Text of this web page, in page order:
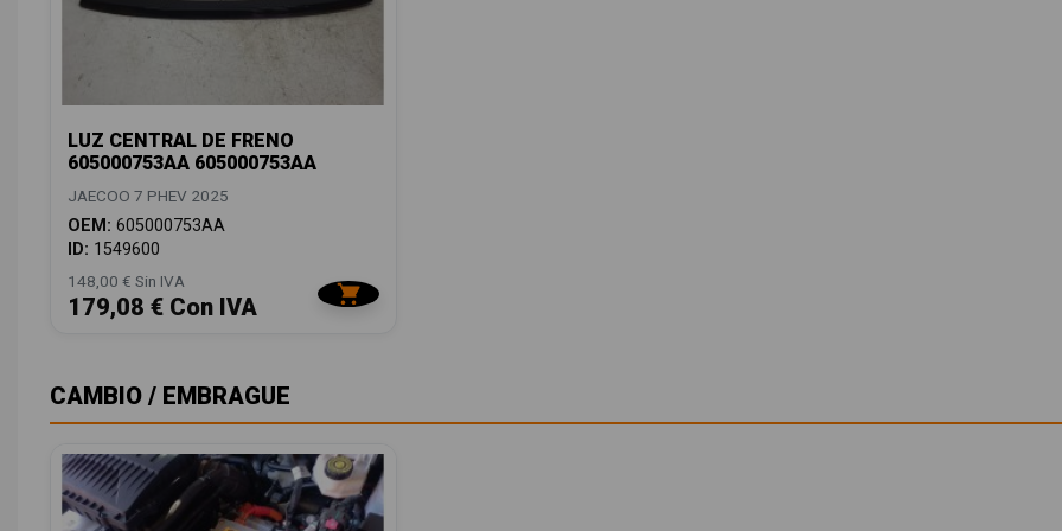
LUZ CENTRAL DE FRENO
605000753AA 605000753AA
JAECOO 7 PHEV 2025
OEM: 605000753AA
ID: 1549600
148,00 € Sin IVA
179,08 € Con IVA
CAMBIO / EMBRAGUE